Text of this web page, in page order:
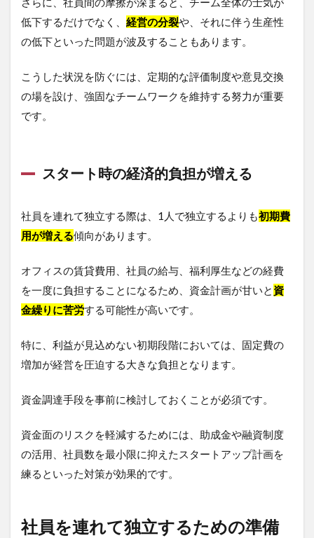
低下するだけでなく、 経営の分裂や、それに伴う生産性
の低下といった問題が波及することもあります。
こうした状況を防ぐには、定期的な評価制度や意見交換
の場を設け、強固なチームワークを維持する努力が重要
です。
スタート時の経済的負担が増える
社員を連れて独立する際は、1人で独立するよりも初期費
用が増える傾向があります。
オフィスの賃貸費用、社員の給与、福利厚生などの経費
を一度に負担することになるため、資金計画が甘いと 資
金繰りに苦労する可能性が高いです。
特に、利益が見込めない初期段階においては、固定費の
増加が経営を圧迫する大きな負担となります。
資金調達手段を事前に検討しておくことが必須です。
資金面のリスクを軽減するためには、助成金や融資制度
の活用、社員数を最小限に抑えたスタートアップ計画を
練るといった対策が効果的です。
社員を連れて独立するための準備